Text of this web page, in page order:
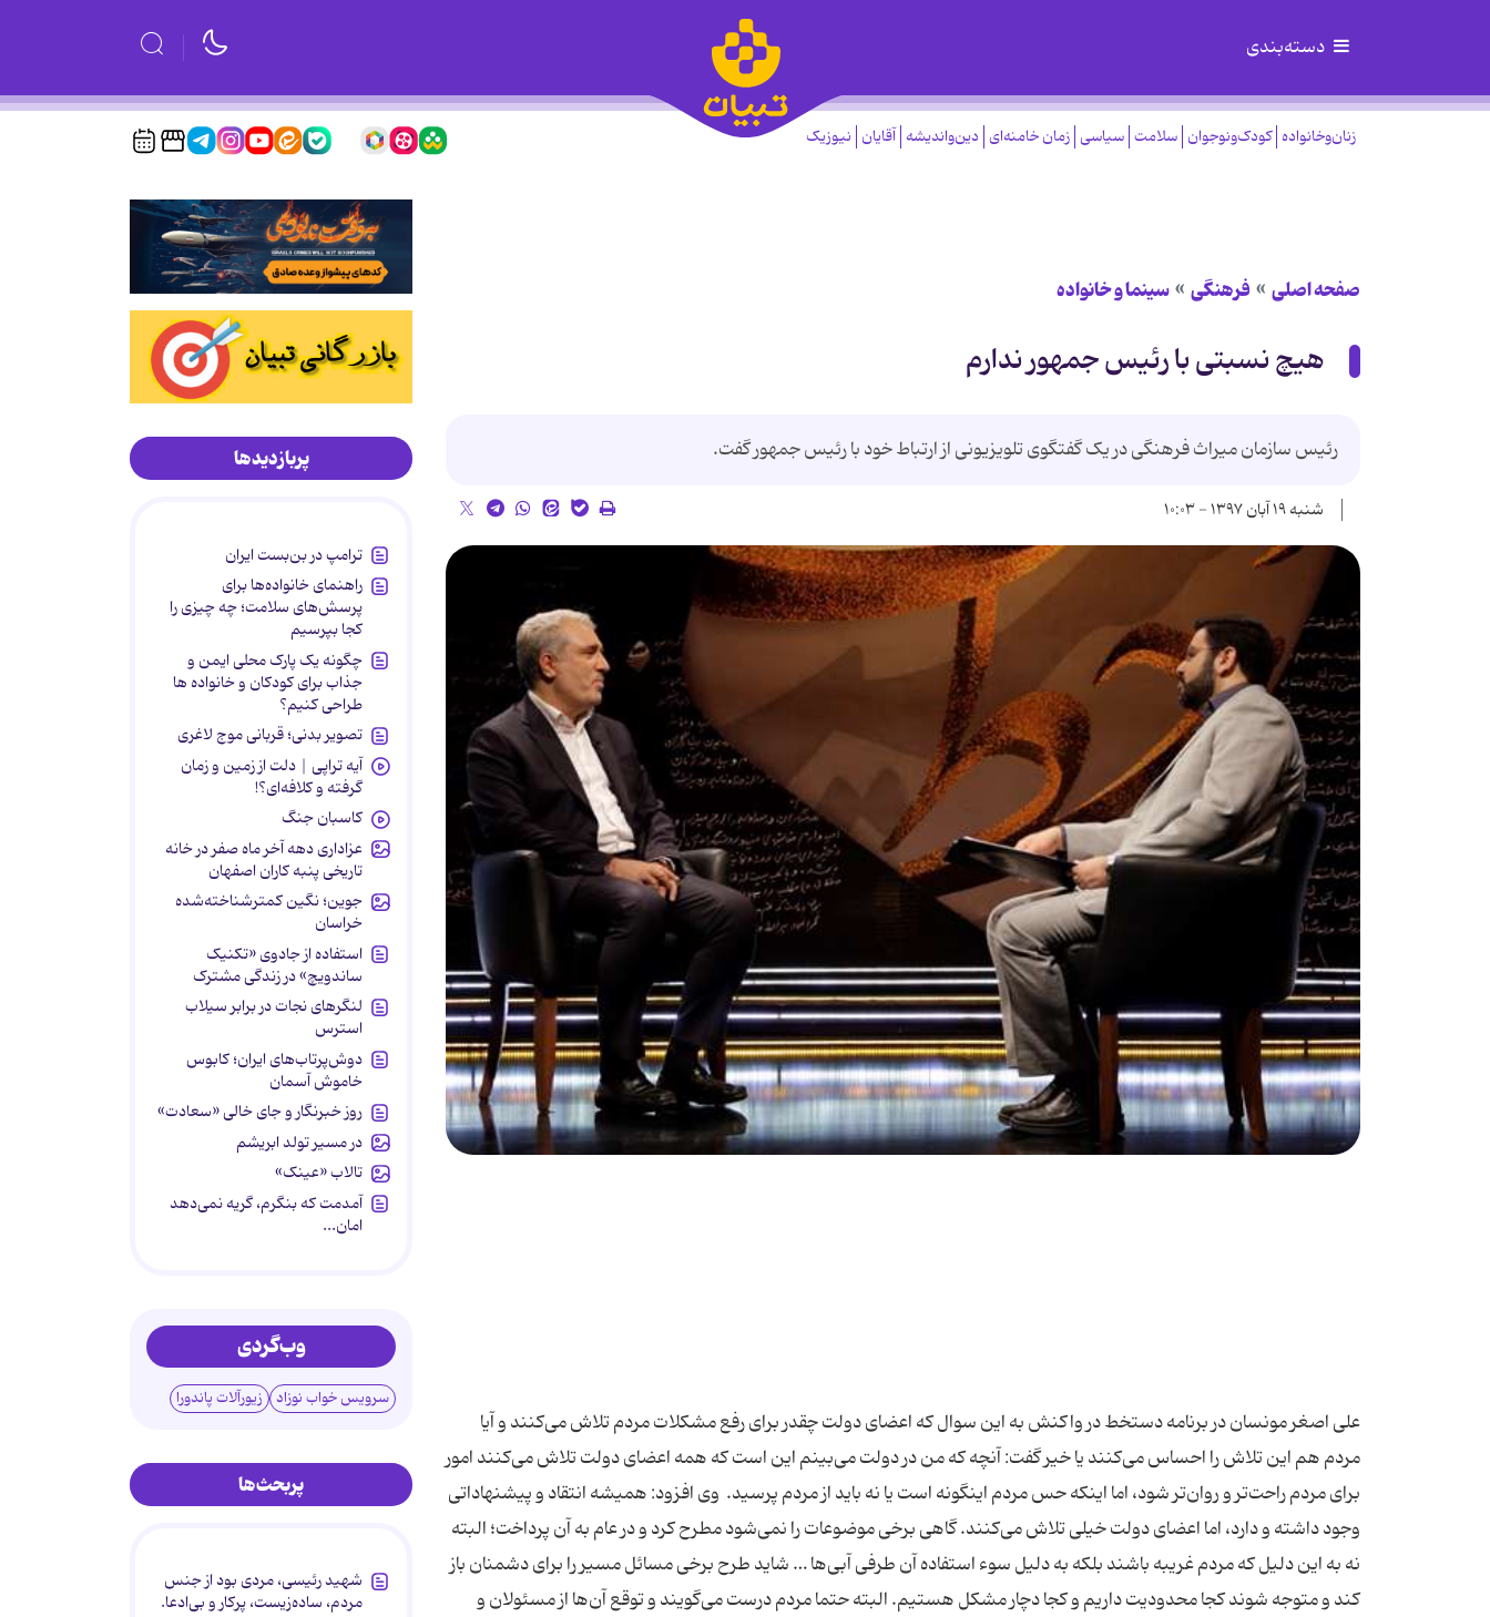
دسته‌بندی
زنان‌وخانواده کودک‌ونوجوان سلامت سیاسی زمان خامنه‌ای دین‌واندیشه آقایان نیوزیک
صفحه اصلی فرهنگی سینما و خانواده
هیچ نسبتی با رئیس جمهور ندارم
رئیس سازمان میراث فرهنگی در یک گفتگوی تلویزیونی از ارتباط خود با رئیس جمهور گفت.
شنبه ۱۹ آبان ۱۳۹۷ - ۱۰:۰۳
علی اصغر مونسان در برنامه دستخط در واکنش به این سوال که اعضای دولت چقدر برای رفع مشکلات مردم تلاش می‌کنند و آیا
مردم هم این تلاش را احساس می‌کنند یا خیر گفت: آنچه که من در دولت می‌بینم این است که همه اعضای دولت تلاش می‌کنند امور
برای مردم راحت‌تر و روان‌تر شود، اما اینکه حس مردم اینگونه است یا نه باید از مردم پرسید. ‎ وی افزود: همیشه انتقاد و پیشنهاداتی
وجود داشته و دارد، اما اعضای دولت خیلی تلاش می‌کنند. گاهی برخی موضوعات را نمی‌شود مطرح کرد و در عام به آن پرداخت؛ البته
نه به این دلیل که مردم غریبه باشند بلکه به دلیل سوء استفاده آن طرفی آبی‌ها … شاید طرح برخی مسائل مسیر را برای دشمنان باز
کند و متوجه شوند کجا محدودیت داریم و کجا دچار مشکل هستیم. البته حتما مردم درست می‌گویند و توقع آن‌ها از مسئولان و
پربازدیدها
ترامپ در بن‌بست ایران
راهنمای خانواده‌ها برای
پرسش‌های سلامت؛ چه چیزی را
کجا بپرسیم
چگونه یک پارک محلی ایمن و
جذاب برای کودکان و خانواده ها
طراحی کنیم؟
تصویر بدنی؛ قربانی موج لاغری
آیه تراپی | دلت از زمین و زمان
گرفته و کلافه‌ای؟!
کاسبان جنگ
عزاداری دهه آخر ماه صفر در خانه
تاریخی پنبه کاران اصفهان
جوین؛ نگین کمترشناخته‌شده
خراسان
استفاده از جادوی «تکنیک
ساندویچ» در زندگی مشترک
لنگرهای نجات در برابر سیلاب
استرس
دوش‌پرتاب‌های ایران؛ کابوس
خاموش آسمان
روز خبرنگار و جای خالی «سعادت»
در مسیر تولد ابریشم
تالاب «عینک»
آمدمت که بنگرم، گریه نمی‌دهد
امان...
وب‌گردی
سرویس خواب نوزاد زیورآلات پاندورا
پربحث‌ها
شهید رئیسی، مردی بود از جنس
مردم، ساده‌زیست، پرکار و بی‌ادعا.